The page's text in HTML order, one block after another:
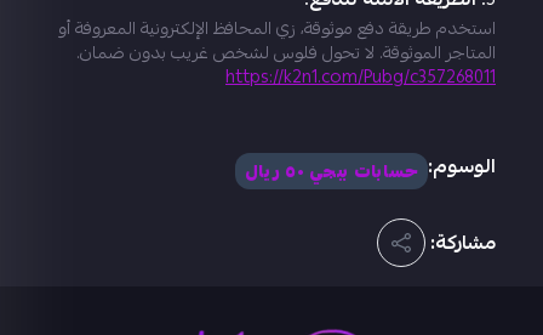
استخدم طريقة دفع موثوقة، زي المحافظ الإلكترونية المعروفة أو
المتاجر الموثوقة. لا تحول فلوس لشخص غريب بدون ضمان.
https://k2n1.com/Pubg/c357268011
الوسوم: حسابات ببجي ٥٠ ريال
مشاركة: